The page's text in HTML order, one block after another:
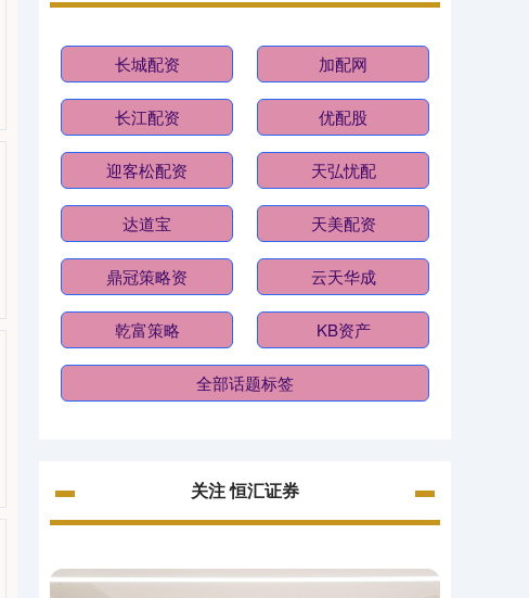
长城配资 加配网
长江配资 优配股
迎客松配资 天弘忧配
达道宝 天美配资
鼎冠策略资 云天华成
乾富策略 KB资产
全部话题标签
关注 恒汇证券